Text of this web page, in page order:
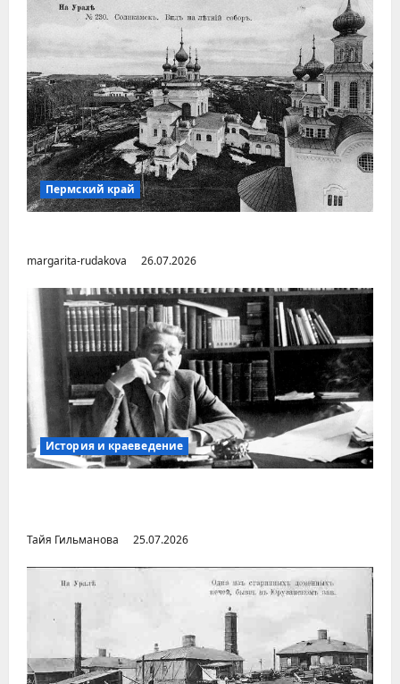
Пермский край
margarita-rudakova 26.07.2026
История и краеведение
Тайя Гильманова 25.07.2026